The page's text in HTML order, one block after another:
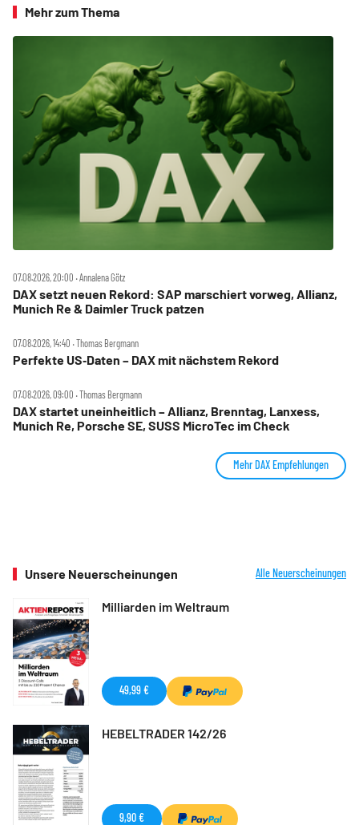
Mehr zum Thema
07.08.2026, 20:00 ‧ Annalena Götz
DAX setzt neuen Rekord: SAP marschiert vorweg, Allianz,
Munich Re & Daimler Truck patzen
07.08.2026, 14:40 ‧ Thomas Bergmann
Perfekte US‑Daten – DAX mit nächstem Rekord
07.08.2026, 09:00 ‧ Thomas Bergmann
DAX startet uneinheitlich – Allianz, Brenntag, Lanxess,
Munich Re, Porsche SE, SUSS MicroTec im Check
Mehr DAX Empfehlungen
Unsere Neuerscheinungen Alle Neuerscheinungen
Milliarden im Weltraum
49,99 €
HEBELTRADER 142/26
9,90 €